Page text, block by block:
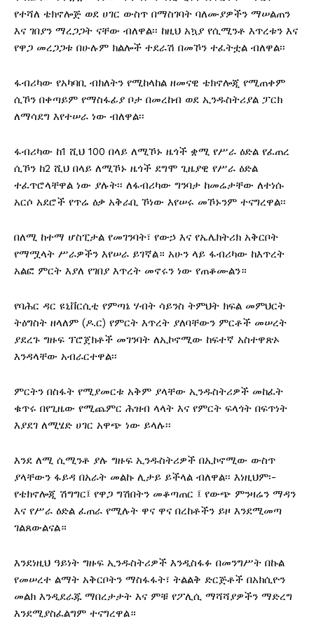
የተሻለ ቴክኖሎጅ ወደ ሀገር ውስጥ በማስገባት ባለሙያዎችን ማሠልጠን
እና ገበያን ማረጋጋት ናቸው ብለዋል፡፡ ከዚህ አኳያ የሲሚንቶ እጥረቱን እና
የዋጋ መረጋጋቱ በሁሉም ክልሎች ተደራሽ በመኾን ተፈትቷል ብለዋል፡፡
‎ፋብሪካው የአካባቢ ብክለትን የሚከላከል ዘመናዊ ቴክኖሎጂ የሚጠቀም
ሲኾን በቀጣይም የማስፋፊያ ቦታ በመረከብ ወደ ኢንዱስትሪያል ፓርክ
ለማሳደግ እየተሠራ ነው ብለዋል፡፡
ፋብሪካው ‎ከ1 ሺህ 100 በላይ ለሚኾኑ ዜጎች ቋሚ የሥራ ዕድል የፈጠረ
ሲኾን ከ2 ሺህ በላይ ለሚኾኑ ዜጎች ደግሞ ጊዜያዊ የሥራ ዕድል
ተፈጥሮላቸዋል ነው ያሉት፡፡ ለፋብሪካው ግንባታ ከመሬታቸው ለተነሱ
አርሶ አደሮች የጥሬ ዕቃ አቅራቢ ኾነው እየሠሩ መኾኑንም ተናግረዋል፡፡
በለሚ ከተማ ሆስፒታል የመገንባት፣ የውኃ እና የኤሌክትሪክ አቅርቦት
የማሟላት ሥራዎችን እየሠራ ይገኛል። አሁን ላይ ፋብሪካው ከእጥረት
አልፎ ምርት እያለ የገበያ እጥረት መኖሩን ነው የጠቆሙልን።
‎የባሕር ዳር ዩኒቨርሲቲ የምጣኔ ሃብት ሳይንስ ትምህት ክፍል መምህርት
ትዕግስት ዘላለም (ዶ.ር) የምርት እጥረት ያለባቸውን ምርቶች መሠረት
ያደረጉ ግዙፍ ፕሮጀክቶች መገንባት ለኢኮኖሚው ከፍተኛ አስተዋጽኦ
እንዳላቸው አብራርተዋል፡፡
ምርትን በስፋት የሚያመርቱ አቅም ያላቸው ኢንዱስትሪዎች መከፈት
ቁጥሩ በየጊዜው የሚጨምር ሕዝብ ላላት እና የምርት ፍላጎት በፍጥነት
እያደገ ለሚሄድ ሀገር አዋጭ ነው ይላሉ፡፡
‎እንደ ለሚ ሲሚንቶ ያሉ ግዙፍ ኢንዱስትሪዎች በኢኮኖሚው ውስጥ
ያላቸውን ፋይዳ በአራት መልኩ ሊታይ ይችላል ብለዋል፡፡ እነዚህም፡-
የቴክኖሎጂ ሽግግር፤‎ የዋጋ ግሽበትን መቆጣጠር ፤ የውጭ ምንዛሬን ማዳን
እና የሥራ ዕድል ፈጠራ የሚሉት ዋና ዋና በረከቶችን ይዞ እንደሚመጣ
ገልጸውልናል።
‎እንደነዚህ ዓይነት ግዙፍ ኢንዱስትሪዎች እንዲስፋፉ በመንግሥት በኩል
የመሠረተ ልማት አቅርቦትን ማስፋፋት፣ ትልልቅ ድርጅቶች በአክሲዮን
መልክ እንዲደራጁ ማበረታታት እና ምቹ የፖሊሲ ማሻሻያዎችን ማድረግ
እንደሚያስፈልግም ተናግረዋል።